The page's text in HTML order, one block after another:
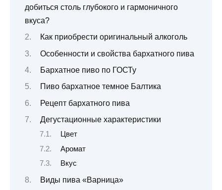
добиться столь глубокого и гармоничного
вкуса?
Как приобрести оригинальный алкоголь
Особенности и свойства бархатного пива
Бархатное пиво по ГОСТу
Пиво бархатное темное Балтика
Рецепт бархатного пива
Дегустационные характеристики
Цвет
Аромат
Вкус
Виды пива «Варница»